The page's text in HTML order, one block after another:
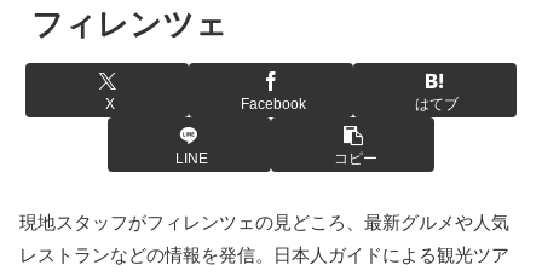
フィレンツェ
X Facebook はてブ
LINE コピー
現地スタッフがフィレンツェの見どころ、最新グルメや人気
レストランなどの情報を発信。日本人ガイドによる観光ツア